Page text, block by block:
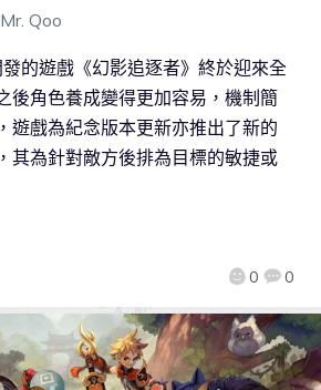
Mr. Qoo
0 0
的遊戲《幻影追逐者》終於迎來全
後角色養成變得更加容易，機制簡
遊戲為紀念版本更新亦推出了新的
其為針對敵方後排為目標的敏捷或